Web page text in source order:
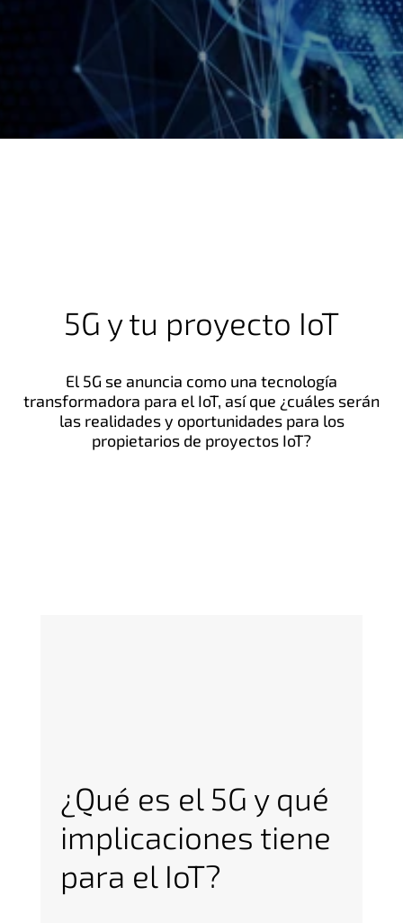
5G y tu proyecto IoT
El 5G se anuncia como una tecnología
transformadora para el IoT, así que ¿cuáles serán
las realidades y oportunidades para los
propietarios de proyectos IoT?
¿Qué es el 5G y qué
implicaciones tiene
para el IoT?